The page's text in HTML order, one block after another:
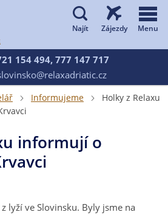
 
154 494, 777 147 717
 Informujeme 
Holky z Relaxu
informují o
lyží ve Slovinsku. Byly jsme na